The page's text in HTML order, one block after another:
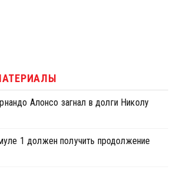
Алонсо загнал в долги Николу
1 должен получить продолжение